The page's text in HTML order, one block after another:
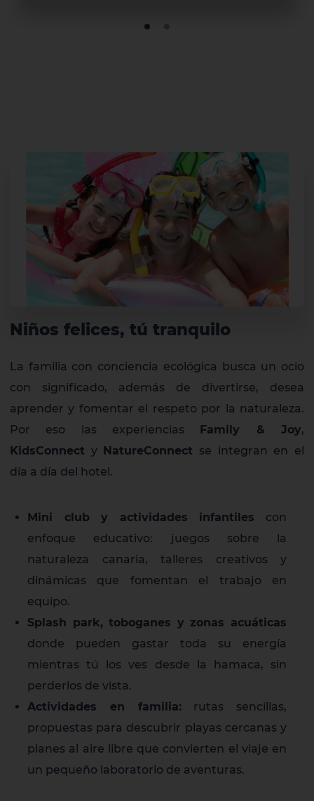
Niños felices, tú tranquilo
La familia con conciencia ecológica busca un ocio
con significado, además de divertirse, desea
aprender y fomentar el respeto por la naturaleza.
Por eso las experiencias Family & Joy,
KidsConnect y NatureConnect se integran en el
día a día del hotel.
Mini club y actividades infantiles con
enfoque educativo: juegos sobre la
naturaleza canaria, talleres creativos y
dinámicas que fomentan el trabajo en
equipo.
Splash park, toboganes y zonas acuáticas
donde pueden gastar toda su energía
mientras tú los ves desde la hamaca, sin
perderlos de vista.
Actividades en familia:rutas sencillas,
propuestas para descubrir playas cercanas y
planes al aire libre que convierten el viaje en
un pequeño laboratorio de aventuras.